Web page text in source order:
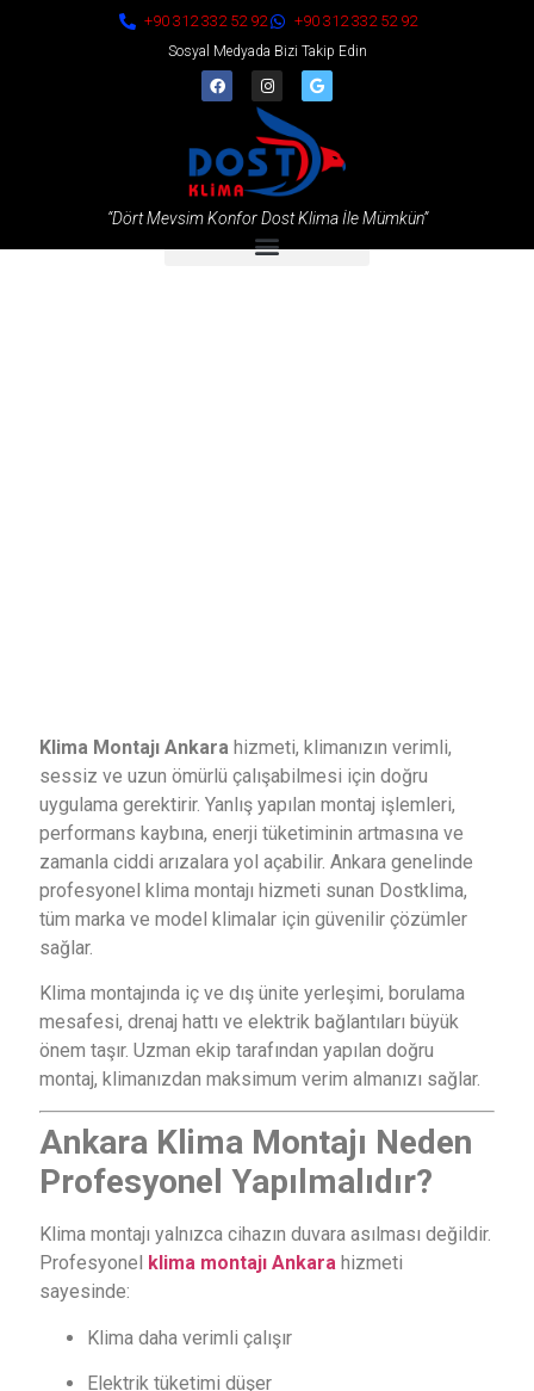
+90 312 332 52 92 +90 312 332 52 92
Sosyal Medyada Bizi Takip Edin
“Dört Mevsim Konfor Dost Klima İle Mümkün”
Klima Montajı Ankara hizmeti, klimanızın verimli,
sessiz ve uzun ömürlü çalışabilmesi için doğru
uygulama gerektirir. Yanlış yapılan montaj işlemleri,
performans kaybına, enerji tüketiminin artmasına ve
zamanla ciddi arızalara yol açabilir. Ankara genelinde
profesyonel klima montajı hizmeti sunan Dostklima,
tüm marka ve model klimalar için güvenilir çözümler
sağlar.
Klima montajında iç ve dış ünite yerleşimi, borulama
mesafesi, drenaj hattı ve elektrik bağlantıları büyük
önem taşır. Uzman ekip tarafından yapılan doğru
montaj, klimanızdan maksimum verim almanızı sağlar.
Ankara Klima Montajı Neden
Profesyonel Yapılmalıdır?
Klima montajı yalnızca cihazın duvara asılması değildir.
Profesyonel
klima montajı Ankara hizmeti
sayesinde:
Klima daha verimli çalışır
Elektrik tüketimi düşer